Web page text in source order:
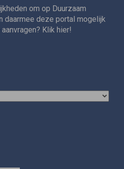
om op Duurzaam
daarmee deze portal mogelijk
Klik hier!